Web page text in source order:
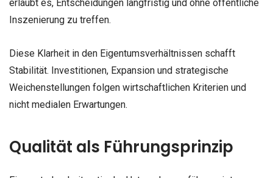
erlaubt es, Entscheidungen langfristig und ohne öffentliche
Inszenierung zu treffen.
Diese Klarheit in den Eigentumsverhältnissen schafft
Stabilität. Investitionen, Expansion und strategische
Weichenstellungen folgen wirtschaftlichen Kriterien und
nicht medialen Erwartungen.
Qualität als Führungsprinzip